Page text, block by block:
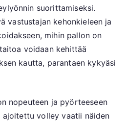
suorittamiseksi.
vastustajan kehonkieleen ja
mihin pallon on
voidaan kehittää
kautta, parantaen kykyäsi
nopeuteen ja pyörteeseen
ajoitettu volley vaatii näiden